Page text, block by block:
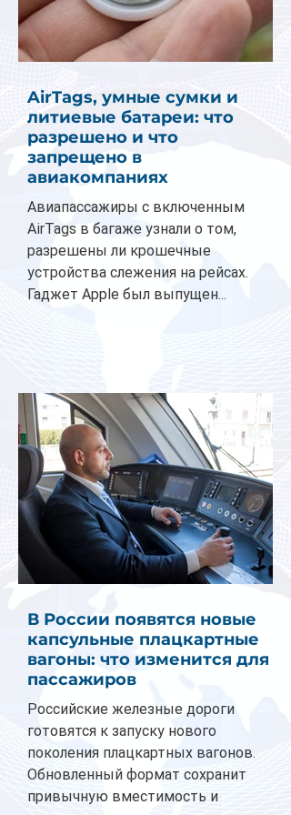
AirTags, умные сумки и
литиевые батареи: что
разрешено и что
запрещено в
авиакомпаниях
Авиапассажиры с включенным
AirTags в багаже узнали о том,
разрешены ли крошечные
устройства слежения на рейсах.
Гаджет Apple был выпущен...
В России появятся новые
капсульные плацкартные
вагоны: что изменится для
пассажиров
Российские железные дороги
готовятся к запуску нового
поколения плацкартных вагонов.
Обновленный формат сохранит
привычную вместимость и